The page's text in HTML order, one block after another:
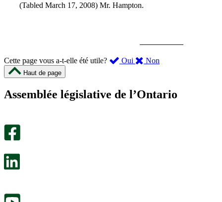
(Tabled March 17, 2008) Mr. Hampton.
Cette page vous a-t-elle été utile? Oui ,
été
Non
m’a
Haut de page
Assemblée législative de l’Ontario